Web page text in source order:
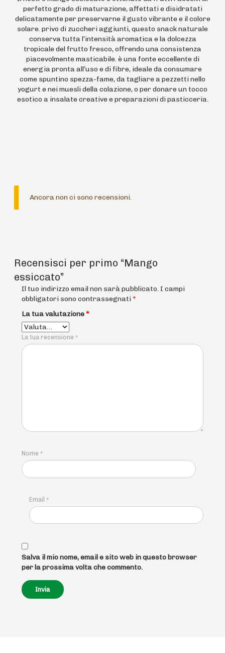
perfetto grado di maturazione, affettati e disidratati
delicatamente per preservarne il gusto vibrante e il colore
solare. privo di zuccheri aggiunti, questo snack naturale
conserva tutta l’intensità aromatica e la dolcezza
tropicale del frutto fresco, offrendo una consistenza
piacevolmente masticabile. è una fonte eccellente di
energia pronta all’uso e di fibre, ideale da consumare
come spuntino spezza-fame, da tagliare a pezzetti nello
yogurt e nei muesli della colazione, o per donare un tocco
esotico a insalate creative e preparazioni di pasticceria.
Ancora non ci sono recensioni.
Recensisci per primo “Mango
essiccato”
Il tuo indirizzo email non sarà pubblicato. I campi
obbligatori sono contrassegnati*
La tua valutazione*
La tua recensione *
Nome *
Email *
Salva il mio nome, email e sito web in questo browser
per la prossima volta che commento.